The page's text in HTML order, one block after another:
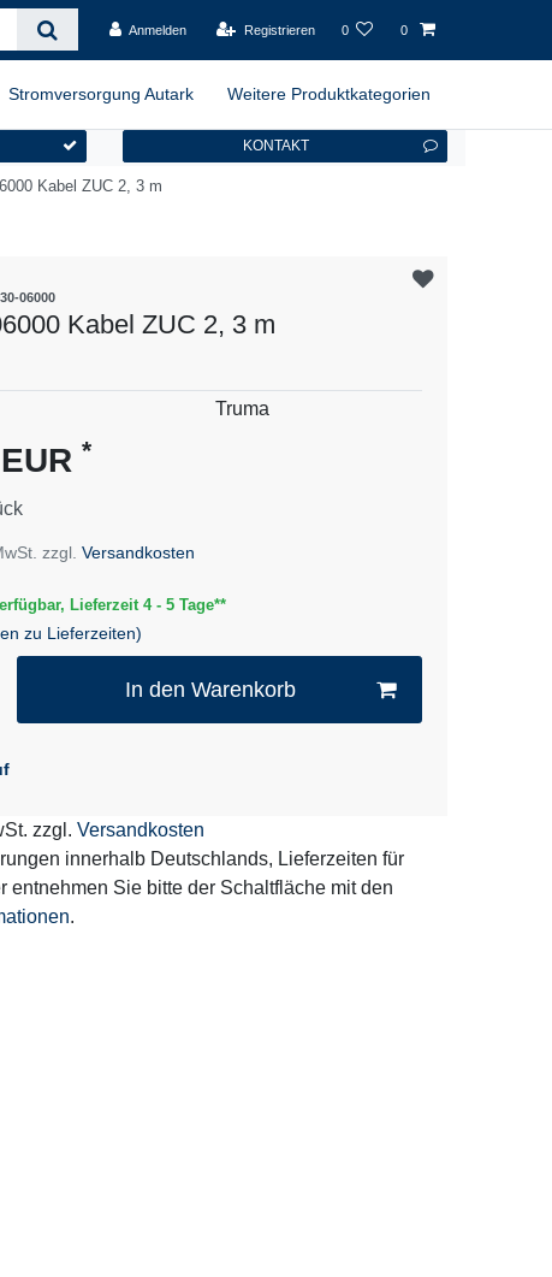
Anmelden Registrieren 0 0
Stromversorgung Autark Weitere Produktkategorien
KONTAKT
Kabel ZUC 2, 3 m
06000
Kabel ZUC 2, 3 m
Truma
*
zzgl. Versandkosten
Lieferzeit 4 - 5 Tage**
zu Lieferzeiten)
In den Warenkorb
zzgl. Versandkosten
innerhalb Deutschlands, Lieferzeiten für
entnehmen Sie bitte der Schaltfläche mit den
.